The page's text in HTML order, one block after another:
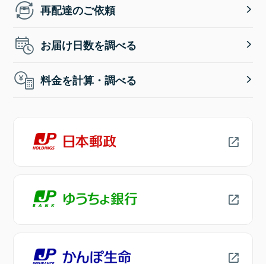
再配達のご依頼
お届け日数を調べる
料金を計算・調べる